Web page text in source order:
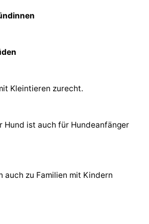
Kleintieren zurecht.
Hund ist auch für Hundeanfänger
auch zu Familien mit Kindern